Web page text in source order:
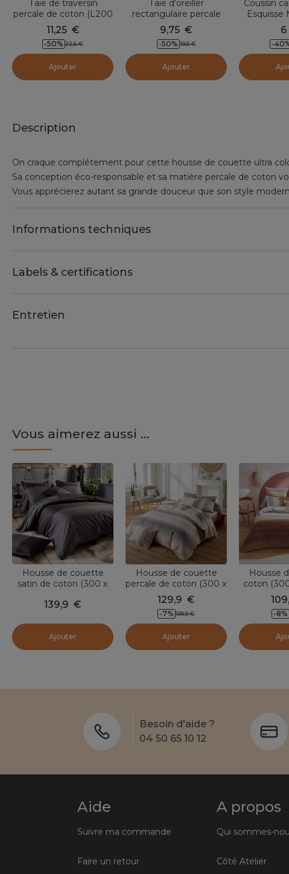
Taie de traversin
percale de coton (L200
cm) Modulo Multicolore
11,25 €
-50% 22,5 €
Ajouter
Taie d'oreiller
rectangulaire percale
de coton (50 x 70 cm)
Modulo Multicolore
9,75 €
-50% 19,5 €
Ajouter
Coussin
Esquisse
6
-40
Description
On craque complétement pour cette housse de couette ultra
Sa conception éco-responsable et sa matière percale de coton
Vous apprécierez autant sa grande douceur que son style
Informations techniques
Labels & certifications
Entretien
Vous aimerez aussi ...
Housse de couette
satin de coton (300 x
139,9 €
Ajouter
Housse de couette
percale de coton (300 x
240 cm) Esteban
Cuivre
129,9 €
-7% 139,9 €
Ajouter
Housse
coton
-8%
Besoin d'aide ?
04 50 65 10 12
Aide
Suivre ma commande
Faire un retour
A propos
Qui sommes-
Côté Atelier